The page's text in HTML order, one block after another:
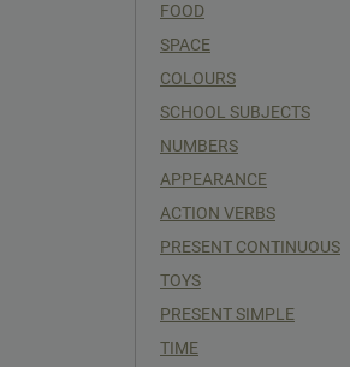
FOOD
SPACE
COLOURS
SCHOOL SUBJECTS
NUMBERS
APPEARANCE
ACTION VERBS
PRESENT CONTINUOUS
TOYS
PRESENT SIMPLE
TIME